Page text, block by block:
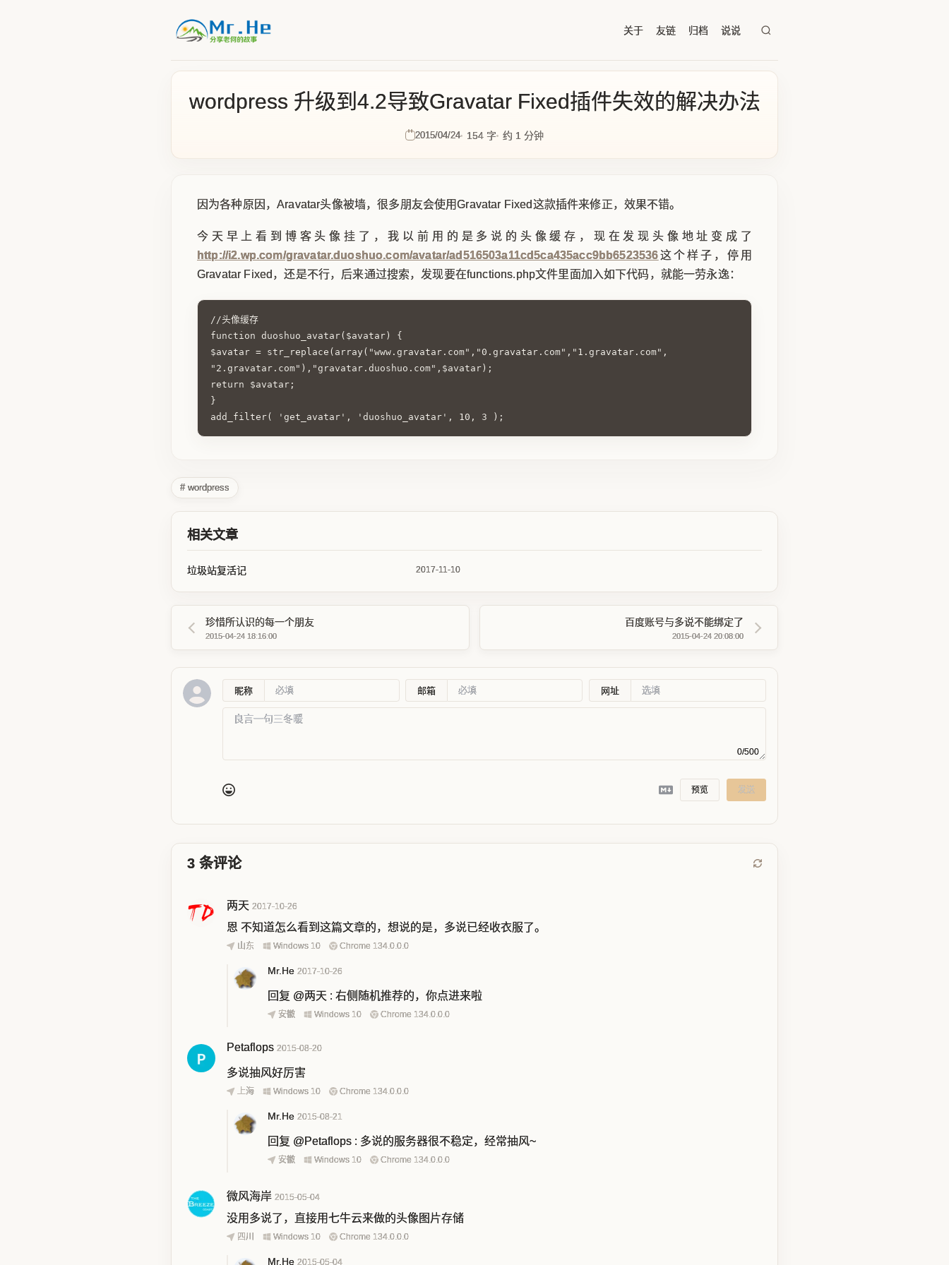
关于 友链 归档 说说
wordpress 升级到4.2导致Gravatar Fixed插件失效的解决办法
2015/04/24 154 字 约 1 分钟
因为各种原因，Aravatar头像被墙，很多朋友会使用Gravatar Fixed这款插件来修正，效果不错。
今天早上看到博客头像挂了，我以前用的是多说的头像缓存，现在发现头像地址变成了
http://i2.wp.com/gravatar.duoshuo.com/avatar/ad516503a11cd5ca435acc9bb6523536这个样子，停用
Gravatar Fixed，还是不行，后来通过搜索，发现要在functions.php文件里面加入如下代码，就能一劳永逸：
//头像缓存
function duoshuo_avatar($avatar) {
$avatar = str_replace(array("www.gravatar.com","0.gravatar.com","1.gravatar.com",
"2.gravatar.com"),"gravatar.duoshuo.com",$avatar);
return $avatar;
}
# wordpress
相关文章
垃圾站复活记 2017-11-10
珍惜所认识的每一个朋友
2015-04-24 18:16:00
百度账号与多说不能绑定了
2015-04-24 20:08:00
昵称 邮箱 网址
0/500
预览 发送
3 条评论
两天 2017-10-26
恩 不知道怎么看到这篇文章的，想说的是，多说已经收衣服了。
山东 Windows 10 Chrome 134.0.0.0
Mr.He 2017-10-26
回复 @两天 : 右侧随机推荐的，你点进来啦
安徽 Windows 10 Chrome 134.0.0.0
Petaflops 2015-08-20
多说抽风好厉害
上海 Windows 10 Chrome 134.0.0.0
Mr.He 2015-08-21
回复 @Petaflops : 多说的服务器很不稳定，经常抽风~
安徽 Windows 10 Chrome 134.0.0.0
微风海岸 2015-05-04
没用多说了，直接用七牛云来做的头像图片存储
四川 Windows 10 Chrome 134.0.0.0
Mr.He 2015-05-04